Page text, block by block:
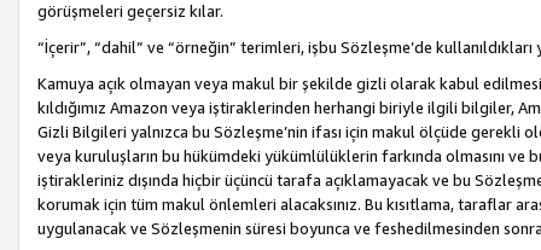
görüşmeleri geçersiz kılar.
“İçerir”, “dahil” ve “örneğin” terimleri, işbu Sözleşme’de
Kamuya açık olmayan veya makul bir şekilde gizli olarak kabul
kıldığımız Amazon veya iştiraklerinden herhangi biriyle ilgili bilgiler,
Gizli Bilgileri yalnızca bu Sözleşme’nin ifası için makul ölçüde gerekli
veya kuruluşların bu hükümdeki yükümlülüklerin farkında olmasını ve
iştirakleriniz dışında hiçbir üçüncü tarafa açıklamayacak ve bu
korumak için tüm makul önlemleri alacaksınız. Bu kısıtlama, taraflar
uygulanacak ve Sözleşmenin süresi boyunca ve feshedilmesinden